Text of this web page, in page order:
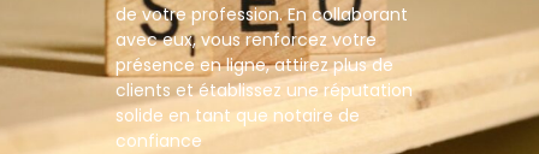
de votre profession. En collaborant
avec eux, vous renforcez votre
présence en ligne, attirez plus de
clients et établissez une réputation
solide en tant que notaire de
confiance​